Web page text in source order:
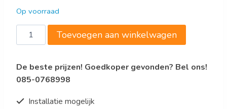
Op voorraad
Draagbare
Sous-
verwarmer
Modell
7
Toevoegen aan winkelwagen
De beste prijzen! Goedkoper gevonden? Bel ons!
085-0768998
Installatie mogelijk